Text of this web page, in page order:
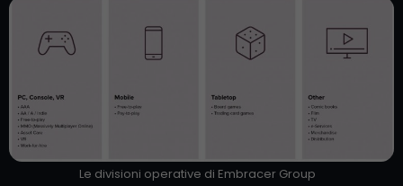
Le divisioni operative di Embracer Group